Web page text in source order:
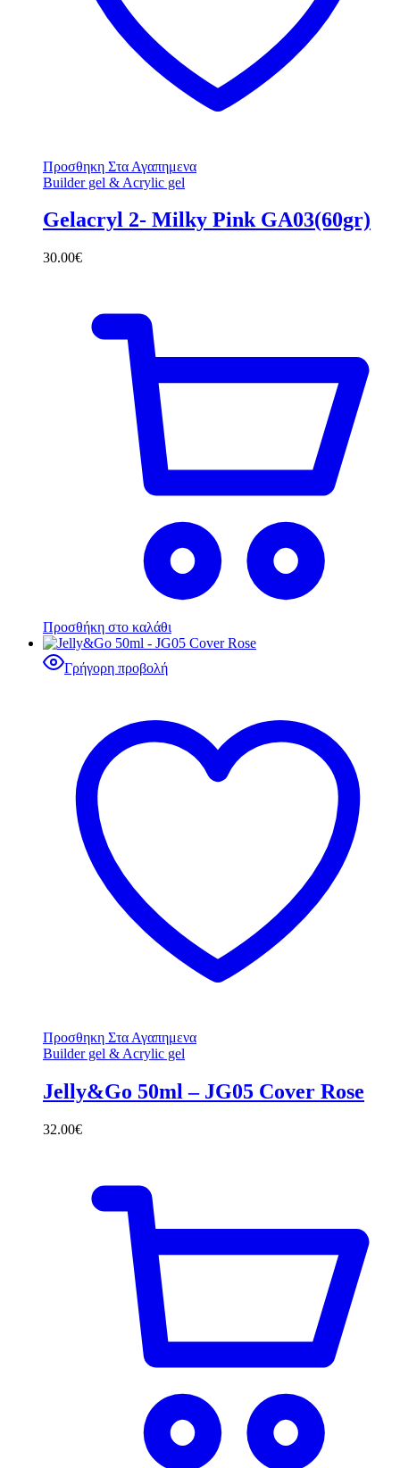
Προσθηκη Στα Αγαπημενα
Builder gel & Acrylic gel
Gelacryl 2- Milky Pink GA03(60gr)
30.00€
Προσθήκη στο καλάθι
Γρήγορη προβολή
Προσθηκη Στα Αγαπημενα
Builder gel & Acrylic gel
Jelly&Go 50ml – JG05 Cover Rose
32.00€